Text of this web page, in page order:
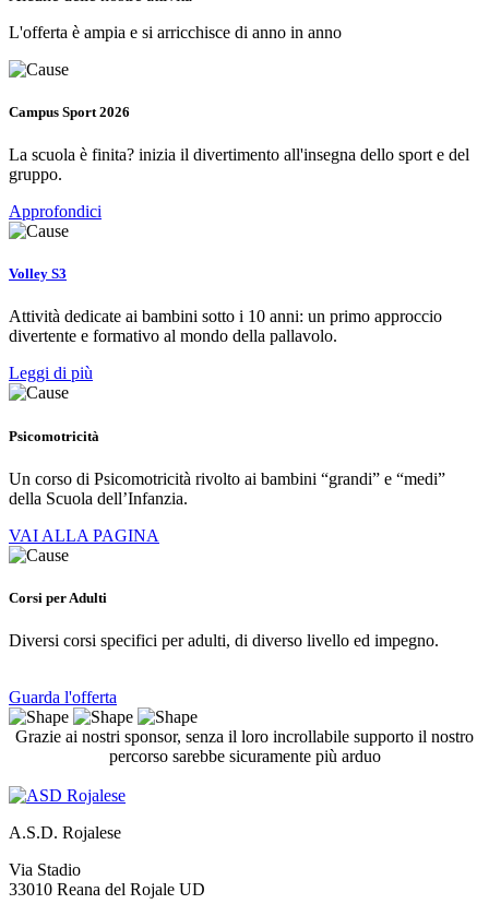
L'offerta è ampia e si arricchisce di anno in anno
Campus Sport 2026
La scuola è finita? inizia il divertimento all'insegna dello sport e del
gruppo.
Approfondici
Volley S3
Attività dedicate ai bambini sotto i 10 anni: un primo approccio
divertente e formativo al mondo della pallavolo.
Leggi di più
Psicomotricità
Un corso di Psicomotricità rivolto ai bambini “grandi” e “medi”
della Scuola dell’Infanzia.
VAI ALLA PAGINA
Corsi per Adulti
Diversi corsi specifici per adulti, di diverso livello ed impegno.
Guarda l'offerta
Grazie ai nostri sponsor, senza il loro incrollabile supporto il nostro
percorso sarebbe sicuramente più arduo
A.S.D. Rojalese
Via Stadio
33010 Reana del Rojale UD